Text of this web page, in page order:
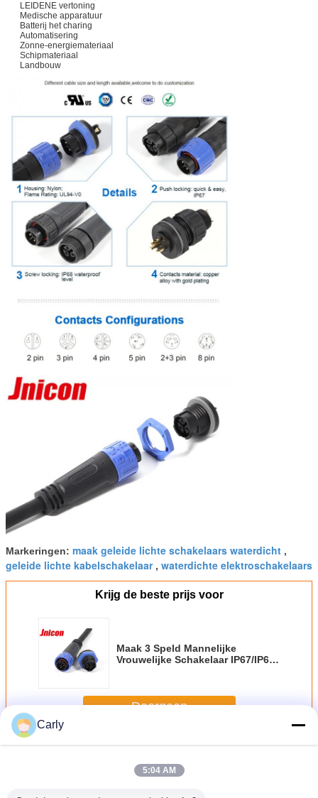
LEIDENE vertoning
Medische apparatuur
Batterij het charing
Automatisering
Zonne-energiemateriaal
Schipmateriaal
Landbouw
Markeringen: maak geleide lichte schakelaars waterdicht ,
geleide lichte kabelschakelaar, waterdichte elektroschakelaars
Krijg de beste prijs voor
Maak 3 Speld Mannelijke
Vrouwelijke Schakelaar IP67/IP68
Doorgaan
MeerWaterdichte LEIDENE Schakelaars
Carly
5:04 AM